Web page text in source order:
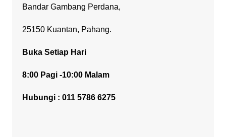
Bandar Gambang Perdana,
25150 Kuantan, Pahang.
Buka Setiap Hari
8:00 Pagi -10:00 Malam
Hubungi : 011 5786 6275